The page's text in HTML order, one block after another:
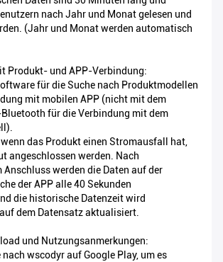
nach Jahr und Monat gelesen und
(Jahr und Monat werden automatisch
Produkt- und APP-Verbindung:
für die Suche nach Produktmodellen
mit mobilen APP (nicht mit dem
für die Verbindung mit dem
das Produkt einen Stromausfall hat,
angeschlossen werden. Nach
werden die Daten auf der
der APP alle 40 Sekunden
die historische Datenzeit wird
dem Datensatz aktualisiert.
und Nutzungsanmerkungen:
nach wscodyr auf Google Play, um es